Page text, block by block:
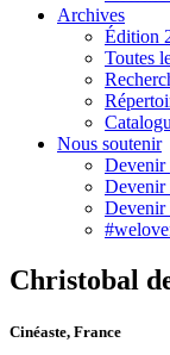
Archives
Édition
Toutes
Nous soutenir
Devenir
Devenir
Devenir
Christobal
Cinéaste, France